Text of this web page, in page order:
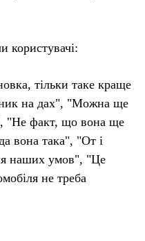
користувачі:
тільки таке краще
на дах", "Можна ще
"Не факт, що вона ще
вона така", "От і
наших умов", "Це
не треба